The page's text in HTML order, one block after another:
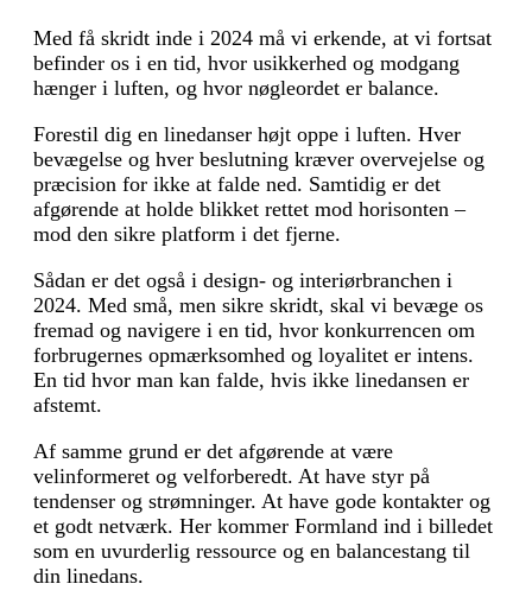
Med få skridt inde i 2024 må vi erkende, at vi fortsat
befinder os i en tid, hvor usikkerhed og modgang
hænger i luften, og hvor nøgleordet er balance.
Forestil dig en linedanser højt oppe i luften. Hver
bevægelse og hver beslutning kræver overvejelse og
præcision for ikke at falde ned. Samtidig er det
afgørende at holde blikket rettet mod horisonten –
mod den sikre platform i det fjerne.
Sådan er det også i design- og interiørbranchen i
2024. Med små, men sikre skridt, skal vi bevæge os
fremad og navigere i en tid, hvor konkurrencen om
forbrugernes opmærksomhed og loyalitet er intens.
En tid hvor man kan falde, hvis ikke linedansen er
afstemt.
Af samme grund er det afgørende at være
velinformeret og velforberedt. At have styr på
tendenser og strømninger. At have gode kontakter og
et godt netværk. Her kommer Formland ind i billedet
som en uvurderlig ressource og en balancestang til
din linedans.